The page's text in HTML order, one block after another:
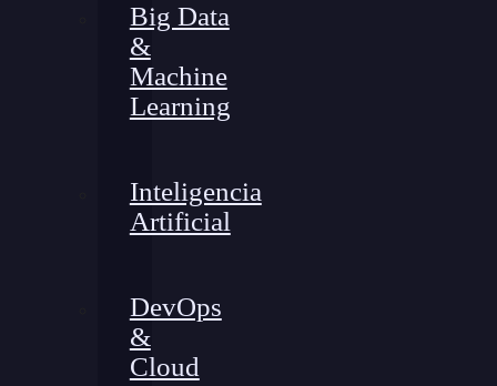
Big Data
&
Machine
Learning
Inteligencia
Artificial
DevOps
&
Cloud